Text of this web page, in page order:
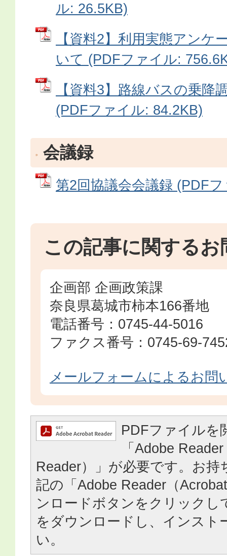
ル: 26.5KB)
【資料2】利用実態アンケ
いて (PDFファイル:
【資料3】路線バスの乗降
(PDFファイル: 84.2KB)
会議録
第2回協議会会議録 (PDF
この記事に関するお
企画部 企画政策課
奈良県葛城市柿本166番地
電話番号：0745-44-5016
ファクス番号：0745-69-
メールフォームによるお問
PDFファイルを
「Adobe
Reader）」が必要です。お持
記の「Adobe Reader（
ンロードボタンをクリックし
をダウンロードし、インスト
い。